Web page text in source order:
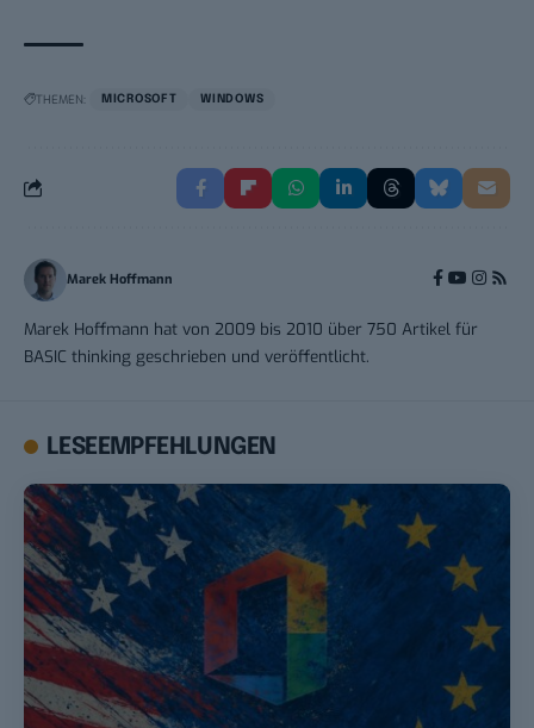
THEMEN: MICROSOFT WINDOWS
Marek Hoffmann
Marek Hoffmann hat von 2009 bis 2010 über 750 Artikel für
BASIC thinking geschrieben und veröffentlicht.
LESEEMPFEHLUNGEN